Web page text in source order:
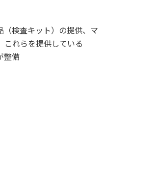
（検査キット）の提供、マ
これらを提供している
整備